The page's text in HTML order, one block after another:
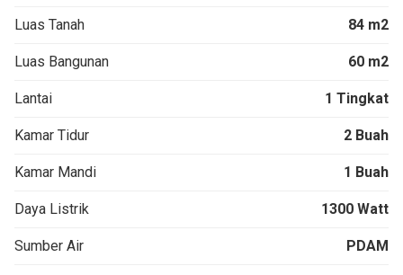
Luas Tanah 84 m2
Luas Bangunan 60 m2
Lantai 1 Tingkat
Kamar Tidur 2 Buah
Kamar Mandi 1 Buah
Daya Listrik 1300 Watt
Sumber Air PDAM